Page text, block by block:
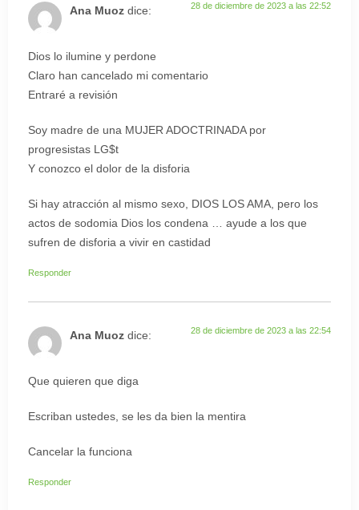
Ana Muoz dice: 28 de diciembre de 2023 a las 22:52
Dios lo ilumine y perdone
Claro han cancelado mi comentario
Entraré a revisión
Soy madre de una MUJER ADOCTRINADA por
progresistas LG$t
Y conozco el dolor de la disforia
Si hay atracción al mismo sexo, DIOS LOS AMA, pero los
actos de sodomia Dios los condena … ayude a los que
sufren de disforia a vivir en castidad
Responder
Ana Muoz dice: 28 de diciembre de 2023 a las 22:54
Que quieren que diga
Escriban ustedes, se les da bien la mentira
Cancelar la funciona
Responder